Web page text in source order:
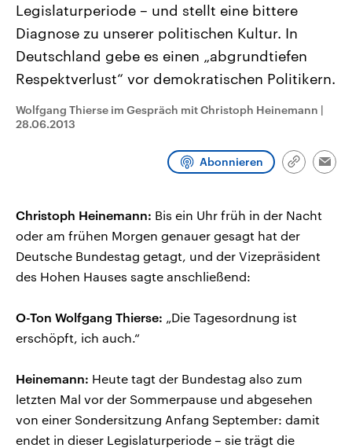
September 2026 einen neuen
Landtag. Seit 2021 wird das
Bundesland von einer Koalition aus
CDU, SPD und FDP regiert.-
Umfragen, Prognosen,
Wahlprogramme, aktuelle Berichte
und Hintergründe zu den Parteien
Wahl.
gehören die Vereinigten
den mächtigsten Ländern
mit großem Einfluss auf
aktuelle Weltgeschehen.
Sendungen Programm Podcasts
Audio-Archiv
Legislaturperiode – und stellt eine bittere
Diagnose zu unserer politischen Kultur. In
Deutschland gebe es einen „abgrundtiefen
Respektverlust“ vor demokratischen Politikern.
Wolfgang Thierse im Gespräch mit Christoph Heinemann |
28.06.2013
Abonnieren
Link
Christoph Heinemann: Bis ein Uhr früh in der Nacht
oder am frühen Morgen genauer gesagt hat der
Deutsche Bundestag getagt, und der Vizepräsident
des Hohen Hauses sagte anschließend:
O-Ton Wolfgang Thierse: „Die Tagesordnung ist
erschöpft, ich auch.“
Heinemann: Heute tagt der Bundestag also zum
letzten Mal vor der Sommerpause und abgesehen
von einer Sondersitzung Anfang September: damit
endet in dieser Legislaturperiode – sie trägt die